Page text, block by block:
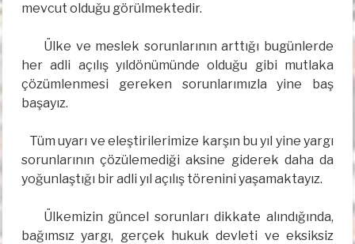
mevcut olduğu görülmektedir.
Ülke ve meslek sorunlarının arttığı bugünlerde
her adli açılış yıldönümünde olduğu gibi mutlaka
çözümlenmesi gereken sorunlarımızla yine baş
başayız.
Tüm uyarı ve eleştirilerimize karşın bu yıl yine yargı
sorunlarının çözülemediği aksine giderek daha da
yoğunlaştığı bir adli yıl açılış törenini yaşamaktayız.
Ülkemizin güncel sorunları dikkate alındığında,
bağımsız yargı, gerçek hukuk devleti ve eksiksiz